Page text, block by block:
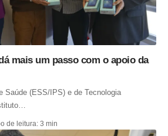
mais um passo com o apoio da
Saúde (ESS/IPS) e de Tecnologia
de leitura: 3 min